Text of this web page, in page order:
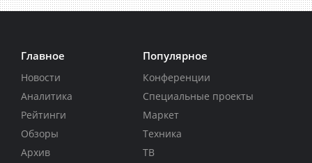
Главное
Новости
Аналитика
Рейтинги
Обзоры
Архив
Популярное
Конференции
Специальные проекты
Маркет
Техника
ТВ